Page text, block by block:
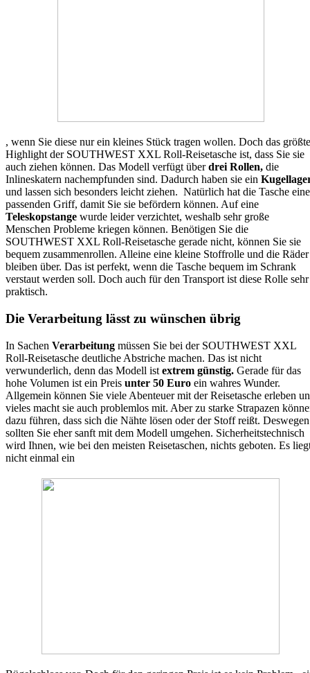
, wenn Sie diese nur ein kleines Stück tragen wollen. Doch das größte
Highlight der SOUTHWEST XXL Roll-Reisetasche ist, dass Sie sie
auch ziehen können. Das Modell verfügt überdrei Rollen, die
Inlineskatern nachempfunden sind. Dadurch haben sie ein
und lassen sich besonders leicht ziehen. Natürlich hat die Tasche
passenden Griff, damit Sie sie befördern können. Auf eine
Teleskopstange wurde leider verzichtet, weshalb sehr große
Menschen Probleme kriegen können. Benötigen Sie die
SOUTHWEST XXL Roll-Reisetasche gerade nicht, können Sie sie
bequem zusammenrollen. Alleine eine kleine Stoffrolle und die Räder
bleiben über. Das ist perfekt, wenn die Tasche bequem im Schrank
verstaut werden soll. Doch auch für den Transport ist diese Rolle sehr
praktisch.
Die Verarbeitung lässt zu wünschen übrig
In Sachen Verarbeitung müssen Sie bei der SOUTHWEST XXL
Roll-Reisetasche deutliche Abstriche machen. Das ist nicht
verwunderlich, denn das Modell ist extrem günstig. Gerade für das
hohe Volumen ist ein Preis unter 50 Euro ein wahres Wunder.
Allgemein können Sie viele Abenteuer mit der Reisetasche erleben
vieles macht sie auch problemlos mit. Aber zu starke Strapazen
dazu führen, dass sich die Nähte lösen oder der Stoff reißt. Deswegen
sollten Sie eher sanft mit dem Modell umgehen. Sicherheitstechnisch
wird Ihnen, wie bei den meisten Reisetaschen, nichts geboten. Es
nicht einmal ein